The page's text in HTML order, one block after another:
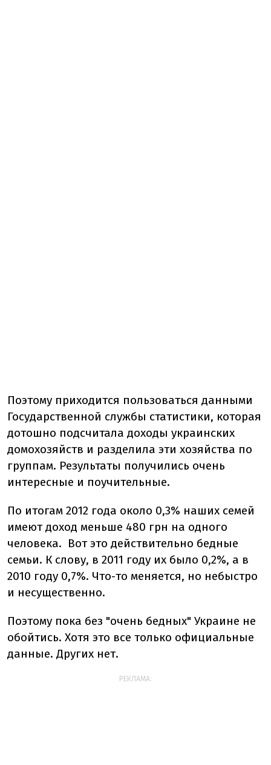
Поэтому приходится пользоваться данными
Государственной службы статистики, которая
дотошно подсчитала доходы украинских
домохозяйств и разделила эти хозяйства по
группам. Результаты получились очень
интересные и поучительные.
По итогам 2012 года около 0,3% наших семей
имеют доход меньше 480 грн на одного
человека. Вот это действительно бедные
семьи. К слову, в 2011 году их было 0,2%, а в
2010 году 0,7%. Что-то меняется, но небыстро
и несущественно.
Поэтому пока без "очень бедных" Украине не
обойтись. Хотя это все только официальные
данные. Других нет.
РЕКЛАМА: